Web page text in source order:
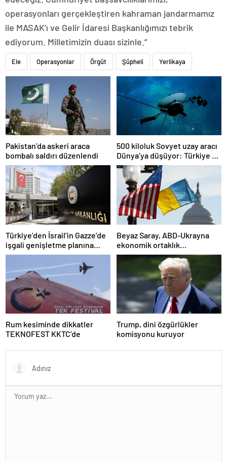
operasyonları gerçekleştiren kahraman jandarmamız
ile MASAK’ı ve Gelir İdaresi Başkanlığımızı tebrik
ediyorum. Milletimizin duası sizinle.”
Ele Operasyonlar Örgüt Şüpheli Yerlikaya
Pakistan’da askeri araca
bombalı saldırı düzenlendi
500 kiloluk Sovyet uzay aracı
Dünya’ya düşüyor: Türkiye de
risk altında
Türkiye’den İsrail’in Gazze’de
işgali genişletme planına
tepki
Beyaz Saray, ABD-Ukrayna
ekonomik ortaklık
anlaşmasının detaylarını
Rum kesiminde dikkatler
TEKNOFEST KKTC’de
Trump, dini özgürlükler
komisyonu kuruyor